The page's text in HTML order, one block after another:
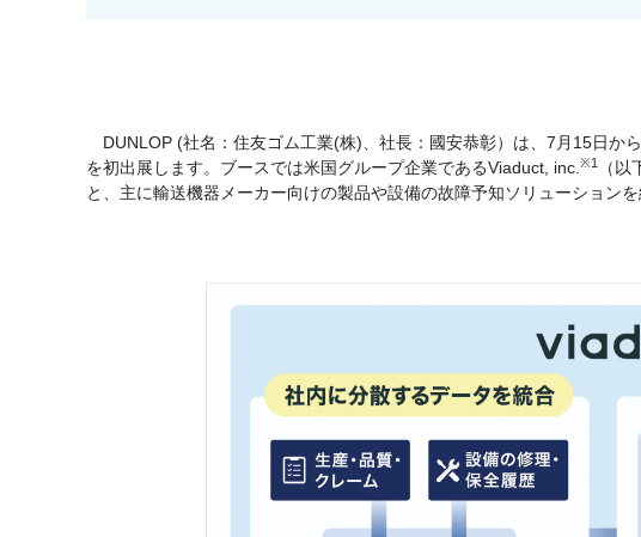
DUNLOP (社名：住友ゴム工業(株)、社長：國安恭彰）は、7月15日か
を初出展します。ブースでは米国グループ企業であるViaduct, inc. ※1
（
と、主に輸送機器メーカー向けの製品や設備の故障予知ソリューションを